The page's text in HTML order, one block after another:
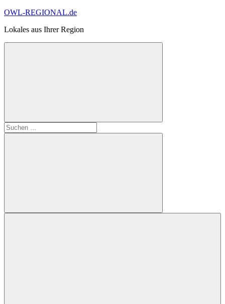
Zum
springen
OWL-REGIONAL.de
Lokales aus Ihrer Region
Suchformular
öffnen
Suchen
nach:
Suchen